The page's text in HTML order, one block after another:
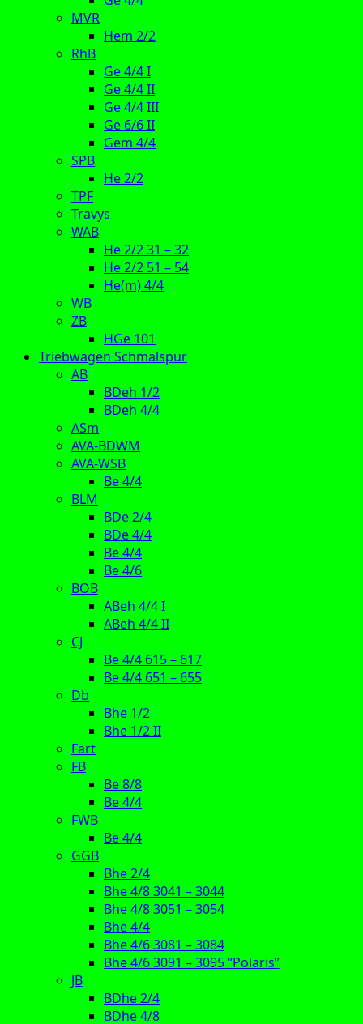
MVR
Hem 2/2
RhB
Ge 4/4 I
Ge 4/4 II
Ge 4/4 III
Ge 6/6 II
Gem 4/4
SPB
He 2/2
TPF
Travys
WAB
He 2/2 31 – 32
He 2/2 51 – 54
He(m) 4/4
WB
ZB
HGe 101
Triebwagen Schmalspur
AB
BDeh 1/2
BDeh 4/4
ASm
AVA-BDWM
AVA-WSB
Be 4/4
BLM
BDe 2/4
BDe 4/4
Be 4/4
Be 4/6
BOB
ABeh 4/4 I
ABeh 4/4 II
CJ
Be 4/4 615 – 617
Be 4/4 651 – 655
Db
Bhe 1/2
Bhe 1/2 II
Fart
FB
Be 8/8
Be 4/4
FWB
Be 4/4
GGB
Bhe 2/4
Bhe 4/8 3041 – 3044
Bhe 4/8 3051 – 3054
Bhe 4/4
Bhe 4/6 3081 – 3084
Bhe 4/6 3091 – 3095 “Polaris”
JB
BDhe 2/4
BDhe 4/8